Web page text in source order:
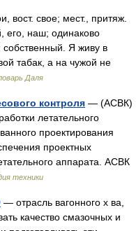
свое; мест., притяж.
его, наш; одинаково
Я живу в
табак, а на чужой не
Даля
контроля — (АСВК)
летательного
проектирования
проектных
аппарата. АСВК
техники
— отрасль вагонного х ва,
качество смазочных и